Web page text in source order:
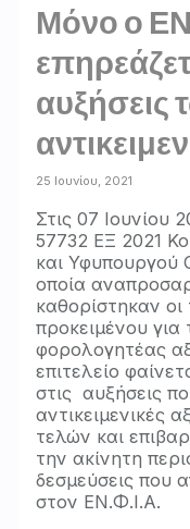
Μόνο ο
αυξήσεις
25 Ιουνίου, 2021
Στις 07 Ιουνίου
57732 ΕΞ 2021
και Υφυπουργού
οποία
καθορίστηκαν
προκειμένου για
φορολογητέας
επιτελείο
στις αυξήσεις
αντικειμενικές
τελών και
την ακίνητη
δεσμεύσεις που
στον ΕΝ.Φ.Ι.Α.